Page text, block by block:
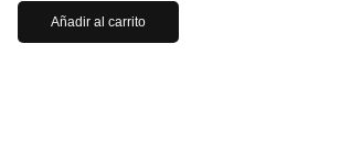
Añadir al carrito